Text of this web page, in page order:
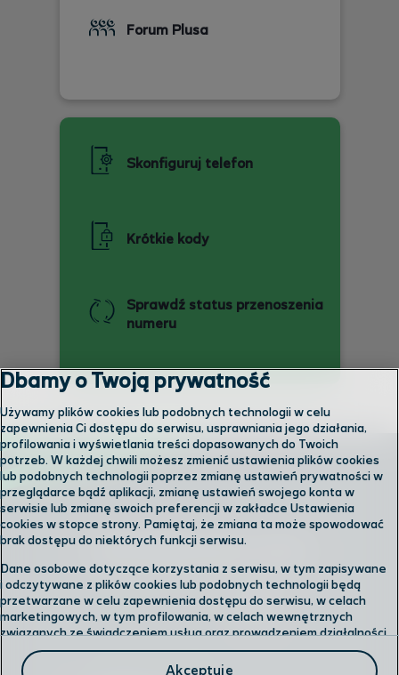
Forum Plusa
Skonfiguruj telefon
Krótkie kody
Sprawdź status przenoszenia
numeru
Skontaktuj się z nami
Odwiedź nas w salonie
Formularz kontaktowy
Dbamy o Twoją prywatność
Używamy plików cookies lub podobnych technologii w celu
zapewnienia Ci dostępu do serwisu, usprawniania jego działania,
profilowania i wyświetlania treści dopasowanych do Twoich
potrzeb. W każdej chwili możesz zmienić ustawienia plików cookies
lub podobnych technologii poprzez zmianę ustawień prywatności w
przeglądarce bądź aplikacji, zmianę ustawień swojego konta w
serwisie lub zmianę swoich preferencji w zakładce Ustawienia
cookies w stopce strony. Pamiętaj, że zmiana ta może spowodować
brak dostępu do niektórych funkcji serwisu.
Dane osobowe dotyczące korzystania z serwisu, w tym zapisywane
i odczytywane z plików cookies lub podobnych technologii będą
przetwarzane w celu zapewnienia dostępu do serwisu, w celach
marketingowych, w tym profilowania, w celach wewnętrznych
związanych ze świadczeniem usług oraz prowadzeniem działalności
gospodarczej, w tym dowodowych, analitycznych i statystycznych,
wykrywania i eliminowania nadużyć oraz w celu wykonywania
Akceptuję